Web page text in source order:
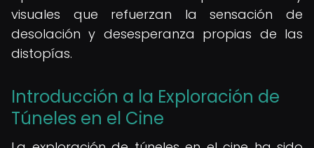
visuales que refuerzan la sensación de
desolación y desesperanza propias de las
distopías.
Introducción a la Exploración de
Túneles en el Cine